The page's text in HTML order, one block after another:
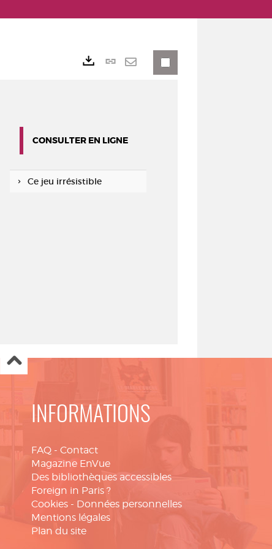
Lien
CONSULTER EN LIGNE
Ce jeu irrésistible
INFORMATIONS
FAQ - Contact
Magazine EnVue
Des bibliothèques accessibles
Foreign in Paris ?
Cookies - Données personnelles
Mentions légales
Plan du site